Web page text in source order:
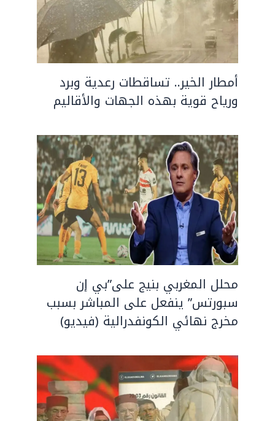
أمطار الخير.. تساقطات رعدية وبرد
ورياح قوية بهذه الجهات والأقاليم
محلل المغربي بنيج على”بي إن
سبورتس” ينفعل على المباشر بسبب
مخرج نهائي الكونفدرالية (فيديو)